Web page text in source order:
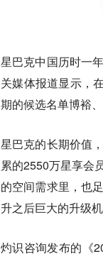
星巴克中国历时一
关媒体报道显示，
期的候选名单博裕
星巴克的长期价值
累的2550万星享会
的空间需求里，也
升之后巨大的升级机
灼识咨询发布的《